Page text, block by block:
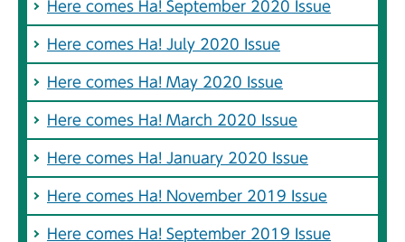
Here comes Ha! September 2020 Issue
Here comes Ha! July 2020 Issue
Here comes Ha! May 2020 Issue
Here comes Ha! March 2020 Issue
Here comes Ha! January 2020 Issue
Here comes Ha! November 2019 Issue
Here comes Ha! September 2019 Issue